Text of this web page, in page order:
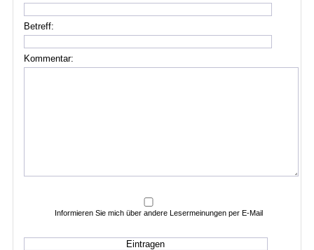
Betreff:
Kommentar:
Informieren Sie mich über andere Lesermeinungen per E-Mail